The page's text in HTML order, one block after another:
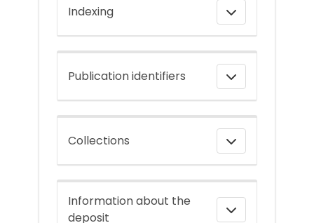
Indexing
Publication identifiers
Collections
Information about the
deposit